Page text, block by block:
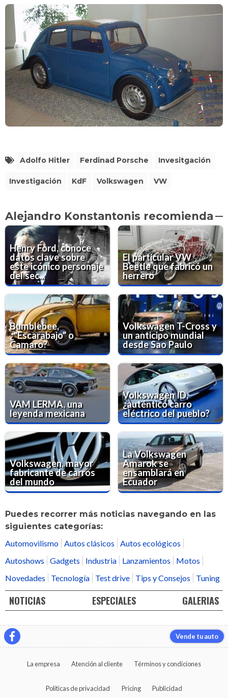
Adolfo Hitler Ferdinad Porsche Invesitgación
Investigación KdF Volkswagen VW
Alejandro Konstantonis recomienda
Henry Ford, conoce
datos clave sobre
este icónico personaje
del sec...
El particular VW
Beetle que fabricó un
herrero
Bumblebee,
¿"Escarabajo" o
Camaro?
Volkswagen T-Cross y
un anticipo mundial
desde Sao Paulo
VAM LERMA, una
leyenda mexicana
Volkswagen ID,
¿auténtico carro
eléctrico del pueblo?
Volkswagen, mayor
fabricante de carros
del mundo
La Volkswagen
Amarok se
ensamblará en
Ecuador
Puedes recorrer más noticias navegando en las
siguientes categorías:
Automovilismo
Autos clásicos
Autos ecológicos
Autoshows
Gadgets Industria Lanzamientos
Motos
Novedades
Tecnología Test drive Tips y Consejos Tuning
NOTICIAS ESPECIALES GALERIAS
Vende tu auto
La empresa Atención al cliente Términos y condiciones
Políticas de privacidad Pricing Publicidad